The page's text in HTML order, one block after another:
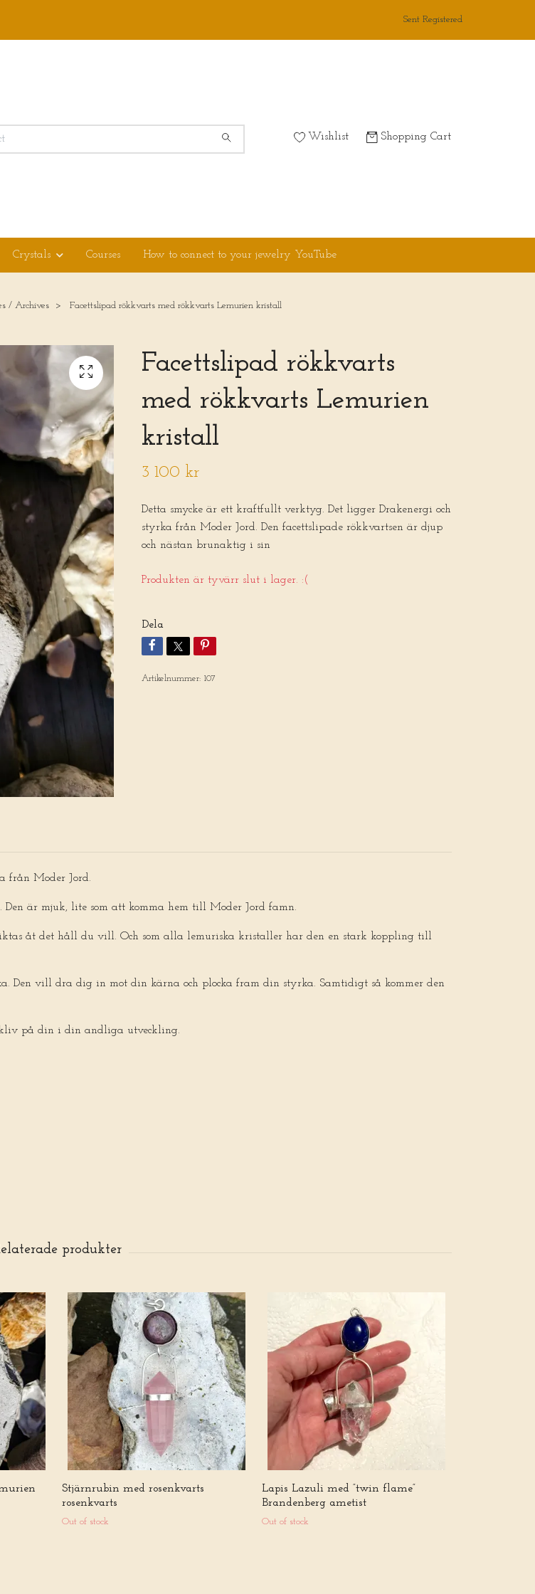
Sent Registered
Wishlist Shopping Cart
Crystals Courses How to connect to your jewelry YouTube
/ Archives Facettslipad rökkvarts med rökkvarts Lemurien kristall
Facettslipad rökkvarts
med rökkvarts Lemurien
kristall
3 100 kr
Detta smycke är ett kraftfullt verktyg. Det ligger Drakenergi och
styrka från Moder Jord. Den facettslipade rökkvartsen är djup
och nästan brunaktig i sin
Produkten är tyvärr slut i lager. :(
Dela
Artikelnummer: 107
från Moder Jord.
är mjuk, lite som att komma hem till Moder Jord famn.
åt det håll du vill. Och som alla lemuriska kristaller har den en stark koppling till
Den vill dra dig in mot din kärna och plocka fram din styrka. Samtidigt så kommer den
på din i din andliga utveckling.
Stjärnrubin med rosenkvarts
rosenkvarts
Out of stock
Lapis Lazuli med ”twin flame”
Brandenberg ametist
Out of stock